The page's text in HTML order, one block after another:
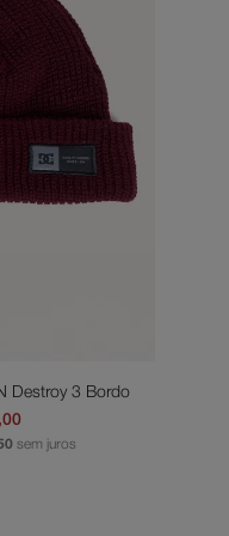
Destroy 3 Bordo
,00
sem juros